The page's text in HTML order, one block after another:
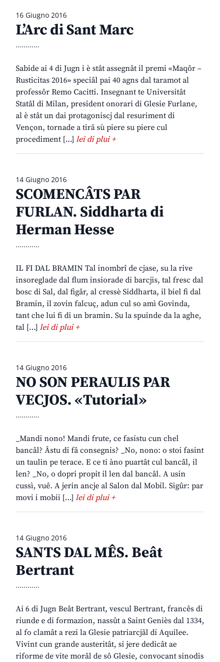
16 Giugno 2016
L’Arc di Sant Marc
............
Sabide ai 4 di Jugn i è stât assegnât il premi «Maqôr –
Rusticitas 2016» speciâl pai 40 agns dal taramot al
professôr Remo Cacitti. Insegnant te Universitât
Statâl di Milan, president onorari di Glesie Furlane,
al è stât un dai protagoniscj dal resuriment di
Vençon, tornade a tirâ sù piere su piere cul
procediment […] lei di plui +
14 Giugno 2016
SCOMENCÂTS PAR
FURLAN. Siddharta di
Herman Hesse
............
IL FI DAL BRAMIN Tal inombrî de cjase, su la rive
insoreglade dal flum insiorade di barcjis, tal fresc dal
bosc di Sal, dal figâr, al cressè Siddharta, il biel fi dal
Bramin, il zovin falcuç, adun cul so amì Govinda,
tant che lui fi di un bramin. Su la spuinde da la aghe,
tal […] lei di plui +
14 Giugno 2016
NO SON PERAULIS PAR
VECJOS. «Tutorial»
............
_Mandi nono! Mandi frute, ce fasistu cun chel
bancâl? Âstu di fâ consegnis? _No, nono: o stoi fasint
un taulin pe terace. E ce ti àno puartât cul bancâl, il
len? _No, o dopri propit il len dal bancâl. A usin
cussì, vuê. A jerin ancje al Salon dal Mobil. Sigûr: par
movi i mobii […] lei di plui +
14 Giugno 2016
SANTS DAL MÊS. Beât
Bertrant
............
Ai 6 di Jugn Beât Bertrant, vescul Bertrant, francês di
riunde e di formazion, nassût a Saint Geniès dal 1334,
al fo clamât a rezi la Glesie patriarcjâl di Aquilee.
Vivint cun grande austeritât, si jere dedicât ae
riforme de vite morâl de sô Glesie, convocant sinodis